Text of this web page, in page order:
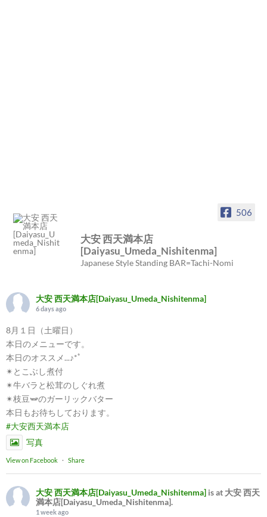
506
大安 西天満本店
[Daiyasu_Umeda_Nishitenma]
Japanese Style Standing BAR=Tachi-Nomi
大安 西天満本店[Daiyasu_Umeda_Nishitenma]
6 days ago
8月１日（土曜日）
本日のメニューです。
本日のオススメ...♪*ﾟ
✴︎とこぶし煮付
✴︎牛バラと松茸のしぐれ煮
✴︎枝豆🫛のガーリックバター
本日もお待ちしております。
#大安西天満本店
写真
View on Facebook · Share
大安 西天満本店[Daiyasu_Umeda_Nishitenma] is at 大安 西天
満本店[Daiyasu_Umeda_Nishitenma].
1 week ago